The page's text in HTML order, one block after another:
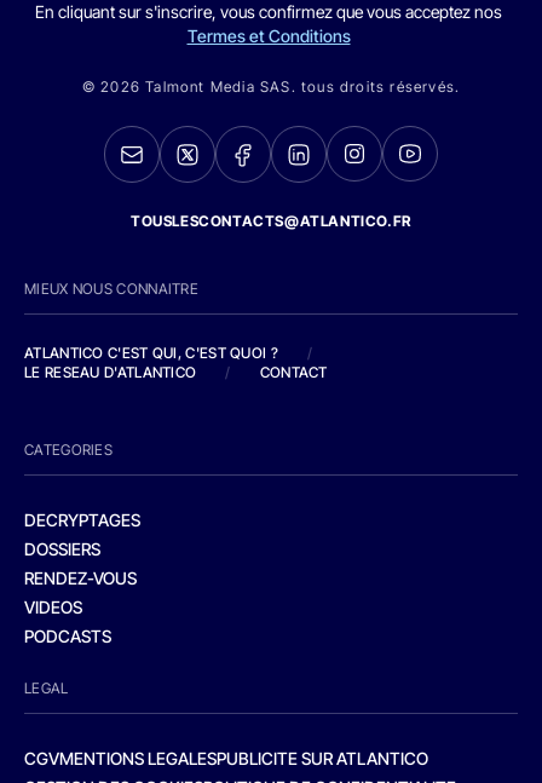
En cliquant sur s'inscrire, vous confirmez que vous acceptez nos
Termes et Conditions
© 2026 Talmont Media SAS. tous droits réservés.
TOUSLESCONTACTS@ATLANTICO.FR
MIEUX NOUS CONNAITRE
ATLANTICO C'EST QUI, C'EST QUOI ?
/
LE RESEAU D'ATLANTICO
/ CONTACT
CATEGORIES
DECRYPTAGES
DOSSIERS
RENDEZ-VOUS
VIDEOS
PODCASTS
LEGAL
CGVMENTIONS LEGALESPUBLICITE SUR ATLANTICO